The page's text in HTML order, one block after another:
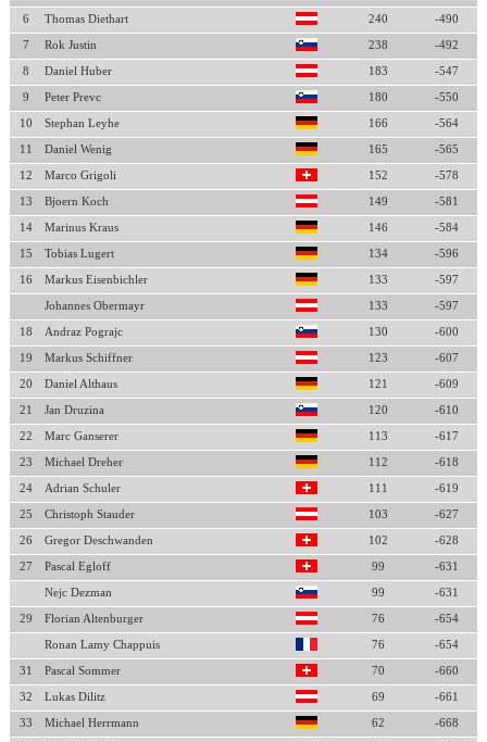
6 Thomas Diethart 240 -490
7 Rok Justin 238 -492
8 Daniel Huber 183 -547
9 Peter Prevc 180 -550
10 Stephan Leyhe 166 -564
11 Daniel Wenig 165 -565
12 Marco Grigoli 152 -578
13 Bjoern Koch 149 -581
14 Marinus Kraus 146 -584
15 Tobias Lugert 134 -596
16 Markus Eisenbichler 133 -597
Johannes Obermayr 133 -597
18 Andraz Pograjc 130 -600
19 Markus Schiffner 123 -607
20 Daniel Althaus 121 -609
21 Jan Druzina 120 -610
22 Marc Ganserer 113 -617
23 Michael Dreher 112 -618
24 Adrian Schuler 111 -619
25 Christoph Stauder 103 -627
26 Gregor Deschwanden 102 -628
27 Pascal Egloff 99 -631
Nejc Dezman 99 -631
29 Florian Altenburger 76 -654
Ronan Lamy Chappuis 76 -654
31 Pascal Sommer 70 -660
32 Lukas Dilitz 69 -661
33 Michael Herrmann 62 -668